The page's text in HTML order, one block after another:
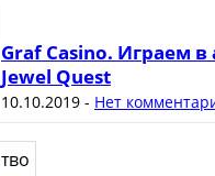
Graf Casino. Играем в
Jewel Quest
10.10.2019- Нет